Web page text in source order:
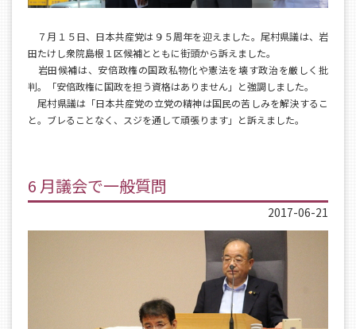
７月１５日、日本共産党は９５周年を迎えました。尾村県議は、岩
田たけし衆院島根１区候補とともに街頭から訴えました。
岩田候補は、安倍政権の国政私物化や憲法を壊す政治を厳しく批
判。「安倍政権に国政を担う資格はありません」と強調しました。
尾村県議は「日本共産党の立党の精神は国民の苦しみを解決するこ
と。ブレることなく、スジを通して頑張ります」と訴えました。
6 月議会で一般質問
2017-06-21